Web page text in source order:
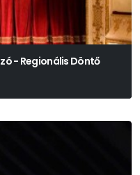
- Regionális Döntő